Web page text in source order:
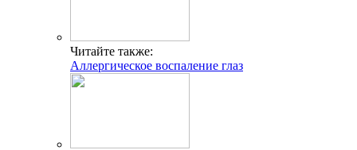
Читайте также:
Аллергическое воспаление глаз